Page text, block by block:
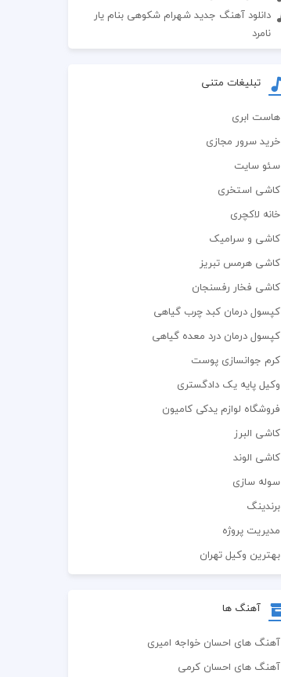
دانلود آهنگ جدید شهرام شکوهی بنام یار
نامرد
تبلیغات متنی
هاست ابری
خرید سرور مجازی
سئو سایت
کاشی استخری
خانه لاکچری
کاشی و سرامیک
کاشی هرمس تبریز
کاشی فخار رفسنجان
کپسول درمان کبد چرب گیاهی
کپسول درمان درد معده گیاهی
کرم جوانسازی پوست
وکیل پایه یک دادگستری
فروشگاه لوازم یدکی کامیون
کاشی البرز
کاشی الوند
سوله سازی
برندینگ
مدیریت پروژه
بهترین وکیل تهران
آهنگ ها
آهنگ های احسان خواجه امیری
آهنگ های احسان کرمی